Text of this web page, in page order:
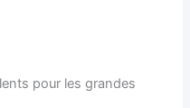
pour les grandes